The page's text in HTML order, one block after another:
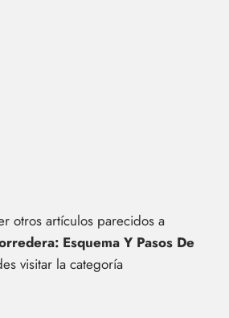
otros artículos parecidos a
Esquema Y Pasos De
visitar la categoría